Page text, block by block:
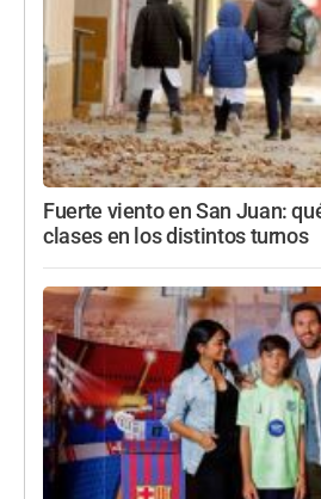
Fuerte viento en San Juan:
clases en los distintos turnos